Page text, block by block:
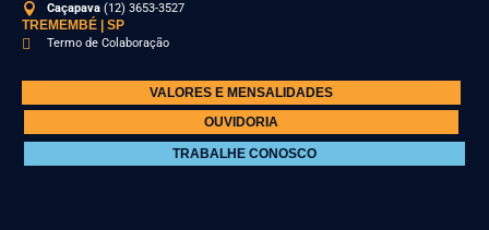
Caçapava (12) 3653-3527
TREMEMBÉ | SP
Termo de Colaboração
VALORES E MENSALIDADES
OUVIDORIA
TRABALHE CONOSCO